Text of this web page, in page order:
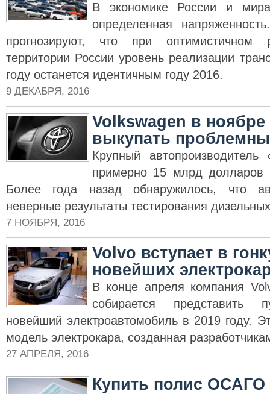
В экономике России и
определенная
прогнозируют, что при оптимистичном
территории России уровень реализации
году останется идентичным году 2016.
9 ДЕКАБРЯ, 2016
Volkswagen в ноябре
выкупать
Крупный автопроизводитель
примерно 15 млрд
Более года назад обнаружилось, что
неверные результаты тестирования
7 НОЯБРЯ, 2016
Volvo вступает в
новейших
В конце апреля компания
собирается представить
новейший электроавтомобиль в 2019 году.
модель электрокара, созданная
27 АПРЕЛЯ, 2016
Купить полис ОСАГО